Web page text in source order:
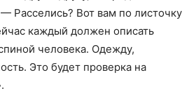
Расселись? Вот вам по листочку
каждый должен описать
человека. Одежду,
Это будет проверка на